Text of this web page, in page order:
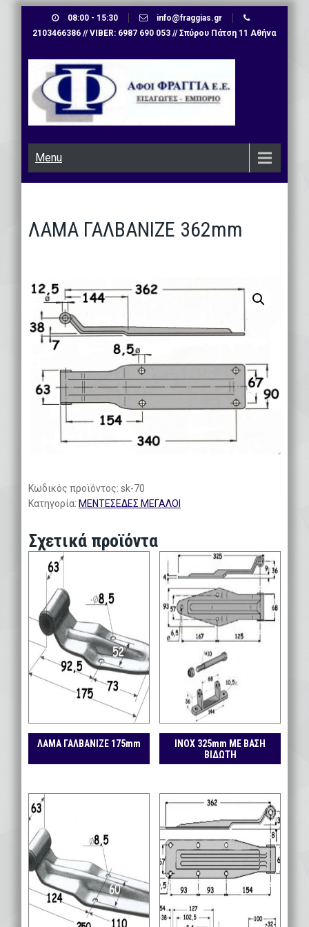
08:00 - 15:30
info@fraggias.gr
2103466386 // VIBER: 6987 690 053 // Σπύρου Πάτση 11 Αθήνα
Menu
ΛΑΜΑ ΓΑΛΒΑΝΙΖΕ 362mm
Κωδικός προϊόντος: sk-70
Κατηγορία: ΜΕΝΤΕΣΕΔΕΣ ΜΕΓΑΛΟΙ
Σχετικά προϊόντα
ΛΑΜΑ ΓΑΛΒΑΝΙΖΕ 175mm
ΙΝΟΧ 325mm ΜΕ ΒΑΣΗ
ΒΙΔΩΤΗ